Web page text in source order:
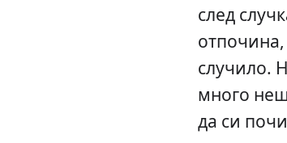
след
отпочина,
случило.
много
да си